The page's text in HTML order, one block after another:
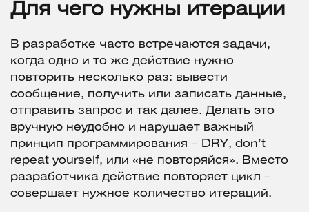
Для чего нужны итерации
В разработке часто встречаются задачи,
когда одно и то же действие нужно
повторить несколько раз: вывести
сообщение, получить или записать данные,
отправить запрос и так далее. Делать это
вручную неудобно и нарушает важный
принцип программирования – DRY, don’t
repeat yourself, или «не повторяйся». Вместо
разработчика действие повторяет цикл –
совершает нужное количество итераций.